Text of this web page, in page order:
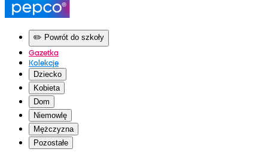
✏️ Powrót do szkoły
Gazetka
Kolekcje
Dziecko
Kobieta
Dom
Niemowlę
Mężczyzna
Pozostałe